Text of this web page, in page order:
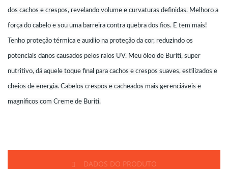
dos cachos e crespos, revelando volume e curvaturas definidas. Melhoro a
força do cabelo e sou uma barreira contra quebra dos fios. E tem mais!
Tenho proteção térmica e auxilio na proteção da cor, reduzindo os
potenciais danos causados pelos raios UV. Meu óleo de Buriti, super
nutritivo, dá aquele toque final para cachos e crespos suaves, estilizados e
cheios de energia. Cabelos crespos e cacheados mais gerenciáveis e
magníficos com Creme de Buriti.
DADOS DO PRODUTO